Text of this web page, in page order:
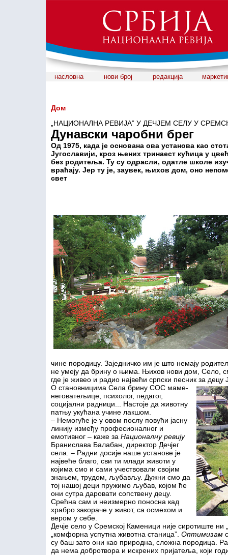
насловна нови број редакција
Дом
„НАЦИОНАЛНА РЕВИЈА” У ДЕЧЈЕМ СЕЛУ У
Дунавски чаробни брег
Од 1975, када је основана ова установа као
Југославији, кроз њених тринаест кућица у
без родитеља. Ту су одрасли, одатле школе
враћају. Јер ту је, заувек, њихов дом, оно
свет
чине породицу. Заједничко им је што немају
не умеју да брину о њима. Њихов нови дом, Село,
где је живео и радио највећи српски песник за децу
О становницима Села брину СОС маме-
неговатељице, психолог, педагог,
социјални радници... Настоје да животну
патњу укућана учине лакшом.
– Немогуће је у овом послу повући јасну
линију између професионалног и
емотивног – каже за Националну ревију
Бранислава Балабан, директор Дечјег
села. – Радни досије наше установе је
највеће благо, сви ти млади животи у
којима смо и сами учествовали својим
знањем, трудом, љубављу. Дужни смо да
тој нашој деци пружимо љубав, којом ће
они сутра даровати сопствену децу.
Срећна сам и неизмерно поносна кад
храбро закораче у живот, са осмехом и
вером у себе.
Дечје село у Сремској Каменици није сиротиште
„комфорна успутна животна станица”. Оптимизам
су баш зато они као природна, сложна породица.
да нема добротвора и искрених пријатеља, који